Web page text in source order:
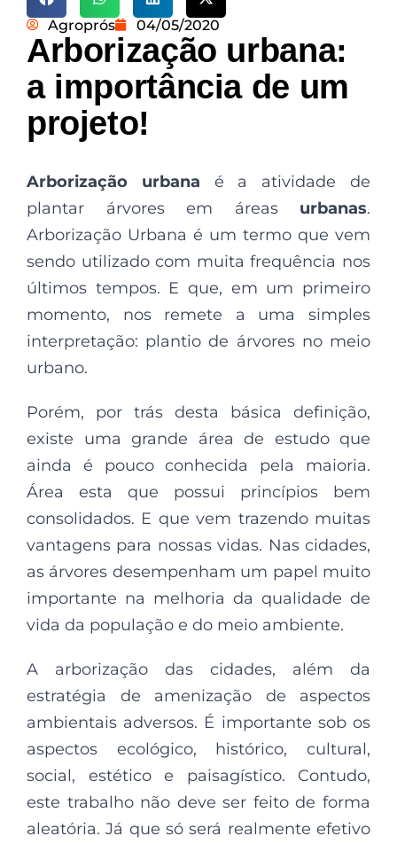
Agroprós 04/05/2020
Arborização urbana:
a importância de um
projeto!
Arborização urbana é a atividade de
plantar árvores em áreas urbanas.
Arborização Urbana é um termo que vem
sendo utilizado com muita frequência nos
últimos tempos. E que, em um primeiro
momento, nos remete a uma simples
interpretação: plantio de árvores no meio
urbano.
Porém, por trás desta básica definição,
existe uma grande área de estudo que
ainda é pouco conhecida pela maioria.
Área esta que possui princípios bem
consolidados. E que vem trazendo muitas
vantagens para nossas vidas. Nas cidades,
as árvores desempenham um papel muito
importante na melhoria da qualidade de
vida da população e do meio ambiente.
A arborização das cidades, além da
estratégia de amenização de aspectos
ambientais adversos. É importante sob os
aspectos ecológico, histórico, cultural,
social, estético e paisagístico. Contudo,
este trabalho não deve ser feito de forma
aleatória. Já que só será realmente efetivo